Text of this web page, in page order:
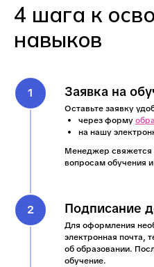
4 шага к
навыков
Заявка на
Оставьте заявку
через форму
на нашу
Менеджер свяжется
вопросам обучения
Подписание
Для оформления
электронная почта,
об образовании.
обучение.